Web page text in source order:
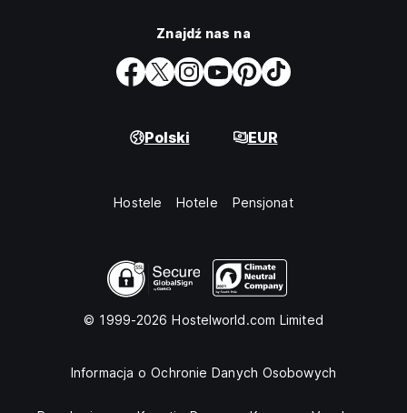
Znajdź nas na
Polski EUR
Hostele Hotele Pensjonat
© 1999-2026 Hostelworld.com Limited
Informacja o Ochronie Danych Osobowych